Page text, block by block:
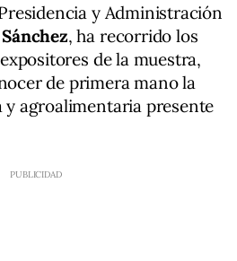
y Administración
, ha recorrido los
de la muestra,
de primera mano la
agroalimentaria presente